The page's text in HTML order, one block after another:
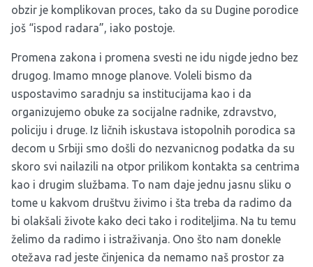
obzir je komplikovan proces, tako da su Dugine porodice
još “ispod radara”, iako postoje.
Promena zakona i promena svesti ne idu nigde jedno bez
drugog. Imamo mnoge planove. Voleli bismo da
uspostavimo saradnju sa institucijama kao i da
organizujemo obuke za socijalne radnike, zdravstvo,
policiju i druge. Iz ličnih iskustava istopolnih porodica sa
decom u Srbiji smo došli do nezvanicnog podatka da su
skoro svi nailazili na otpor prilikom kontakta sa centrima
kao i drugim službama. To nam daje jednu jasnu sliku o
tome u kakvom društvu živimo i šta treba da radimo da
bi olakšali živote kako deci tako i roditeljima. Na tu temu
želimo da radimo i istraživanja. Ono što nam donekle
otežava rad jeste činjenica da nemamo naš prostor za